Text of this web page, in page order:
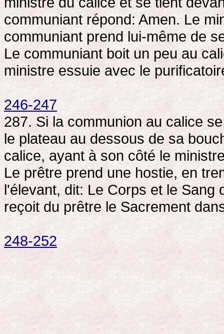
communiant répond: Amen. Le
communiant prend lui-même de
Le communiant boit un peu au
ministre essuie avec le
246-247
287. Si la communion au calice
le plateau au dessous de sa
calice, ayant à son côté le
Le prêtre prend une hostie, en
l'élevant, dit: Le Corps et le Sang
reçoit du prêtre le Sacrement
248-252